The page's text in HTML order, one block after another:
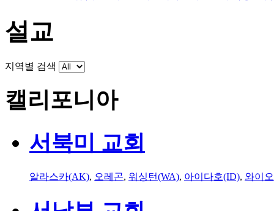
설교
지역별 검색
캘리포니아
서북미 교회
알라스카(AK), 오레곤, 워싱턴(WA), 아이다호(ID), 와이